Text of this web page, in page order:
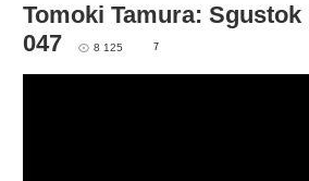
Tomoki Tamura:
047
8 125 7